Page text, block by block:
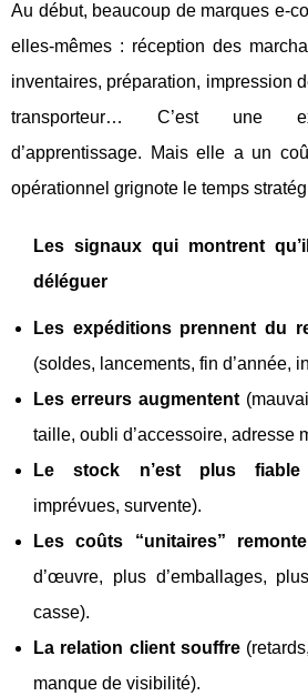
Au début, beaucoup de marques e-
elles-mêmes : réception des
inventaires, préparation, impression
transporteur… C’est une
d’apprentissage. Mais elle a un
opérationnel grignote le temps
Les signaux qui montrent
déléguer
Les expéditions prennent du
(soldes, lancements, fin d’année,
Les erreurs augmentent
taille, oubli d’accessoire, adresse
Le stock n’est plus fiable
imprévues, survente).
Les coûts “unitaires”
d’œuvre, plus d’emballages,
casse).
La relation client souffre
manque de visibilité).